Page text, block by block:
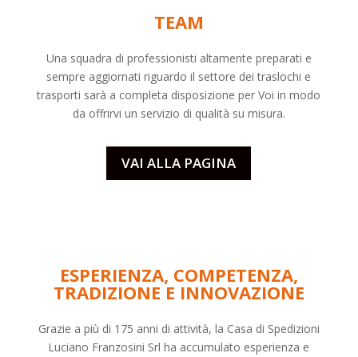
TEAM
Una squadra di professionisti altamente preparati e
sempre aggiornati riguardo il settore deitraslochi e
trasporti sarà a completa disposizione per Voi in modo
da offrirvi un servizio di qualità su misura.
VAI ALLA PAGINA
ESPERIENZA, COMPETENZA,
TRADIZIONE E INNOVAZIONE
Grazie a più di 175 anni di attività, la Casa di Spedizioni
Luciano Franzosini Srl ha accumulato esperienza e